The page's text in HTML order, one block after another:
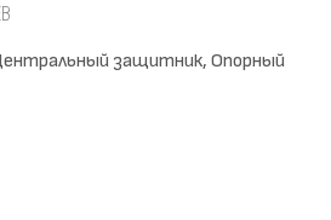
защитник, Опорный